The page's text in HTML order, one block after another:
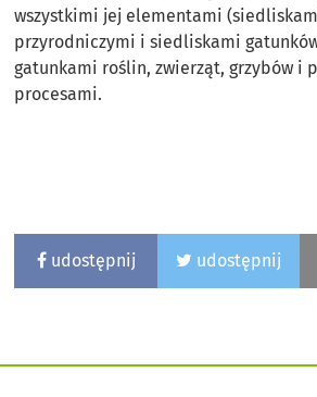
wszystkimi jej elementami
przyrodniczymi i siedliskami
gatunkami roślin, zwierząt, grzybów i
procesami.
udostępnij udostępnij